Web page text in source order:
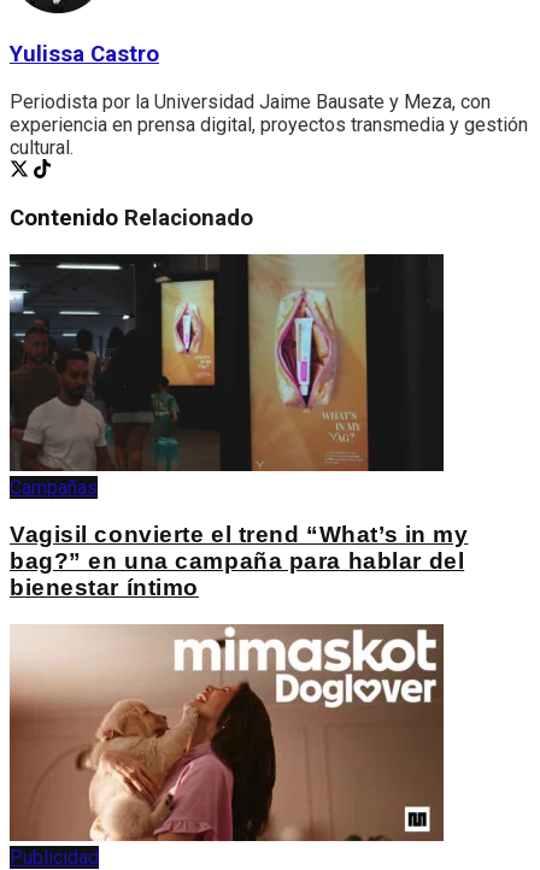
Yulissa Castro
Periodista por la Universidad Jaime Bausate y Meza, con
experiencia en prensa digital, proyectos transmedia y gestión
cultural.
Contenido Relacionado
Campañas
Vagisil convierte el trend “What’s in my
bag?” en una campaña para hablar del
bienestar íntimo
Publicidad